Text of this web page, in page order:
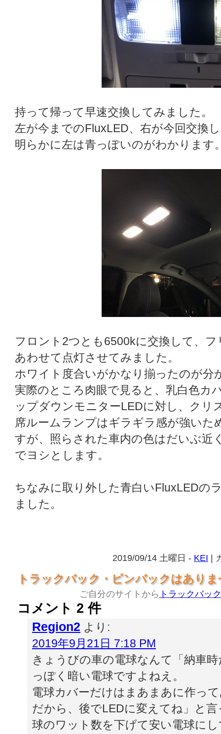
持って帰って早速交換してみました。
左が今までのFluxLED、右が今回交換
明らかに左は青っぽいのがわかります
フロント2つとも6500kに交換して、
あわせて点灯させてみました。
ホワイト度合いがかなり揃ったのが分
実際のところ肉眼で見ると、乳白色カ
ップダウンモニターLEDに対し、クリ
席ルームランプはギラギラ感が強いた
すが、照らされた車内の色はだいぶ近
でヨシとします。
ちなみに取り外した青白いFluxLEDの
ました。
2019/09/14 土曜日 - KEI |
トラックバック・ピンバックはあり
ご自分のサイトから トラックバック
コメント 2 件
Region2 より:
2019年9月21日 7:18 PM
きょうびの車の電球なんて「納車
っぽく暗い電球ですよねえ。
電球カバーだけはまあまあに作っ
だから、後でLEDに変えてね」と
球のワット数を下げて安い電球に